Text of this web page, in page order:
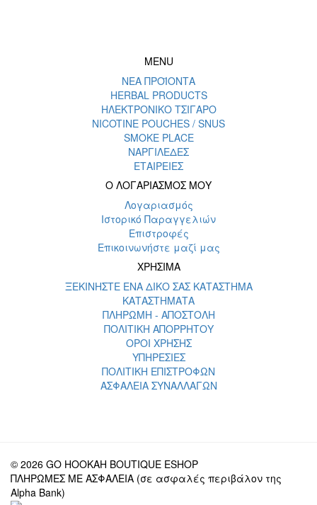
MENU
ΝΕΑ ΠΡΟΪΟΝΤΑ
HERBAL PRODUCTS
ΗΛΕΚΤΡΟΝΙΚΟ ΤΣΙΓΑΡΟ
NICOTINE POUCHES / SNUS
SMOKE PLACE
ΝΑΡΓΙΛΕΔΕΣ
ΕΤΑΙΡΕΙΕΣ
Ο ΛΟΓΑΡΙΑΣΜΟΣ ΜΟΥ
Λογαριασμός
Ιστορικό Παραγγελιών
Επιστροφές
Επικοινωνήστε μαζί μας
ΧΡΗΣΙΜΑ
ΞΕΚΙΝΗΣΤΕ ΕΝΑ ΔΙΚΟ ΣΑΣ ΚΑΤΑΣΤΗΜΑ
ΚΑΤΑΣΤΗΜΑΤΑ
ΠΛΗΡΩΜΗ - ΑΠΟΣΤΟΛΗ
ΠΟΛΙΤΙΚΗ ΑΠΟΡΡΗΤΟΥ
ΟΡΟΙ ΧΡΗΣΗΣ
ΥΠΗΡΕΣΙΕΣ
ΠΟΛΙΤΙΚΗ ΕΠΙΣΤΡΟΦΩΝ
ΑΣΦΑΛΕΙΑ ΣΥΝΑΛΛΑΓΩΝ
© 2026 GO HOOKAH BOUTIQUE ESHOP
ΠΛΗΡΩΜΕΣ ΜΕ ΑΣΦΑΛΕΙΑ (σε ασφαλές περιβάλον της
Alpha Bank)